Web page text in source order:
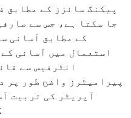
پیکنگ سائزز کے مطابق
جا سکتا ہے، جس سے
کے مطابق آسانی
استعمال میں آسانی
انٹرفیس سے
پیرامیٹرز واضح طور پر
آپریٹر کی تربیت